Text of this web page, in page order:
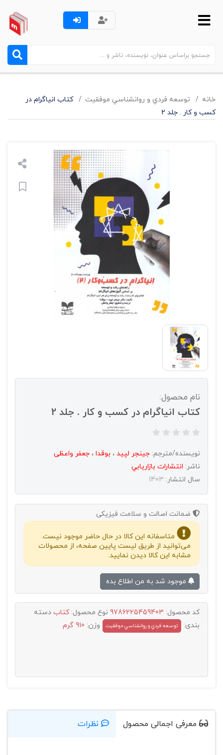
خانه توسعه فردي و روانشناسي موفقيت
کتاب انیاگرام در
کسب و کار . جلد 2
نام محصول:
کتاب انیاگرام در کسب و کار . جلد 2
نویسنده/مترجم: جینجر لپید ، بوقدا ، جعفر واعظی
ناشر: انتشارات بازاريابي
سال انتشار: 1403
ضمانت اصالت و سلامت فیزیکی
متاسفانه این کالا در حال حاضر موجود نیست.
می‌توانید از طریق لیست پایین صفحه، از محصولات
مشابه این کالا دیدن نمایید.
کد محصول: 9786225459403 نوع محصول:کتاب دسته
بندی:
توسعه فردي و روانشناسي موفقيت وزن: 910 گرم
معرفی اجمالی محصول نظرات